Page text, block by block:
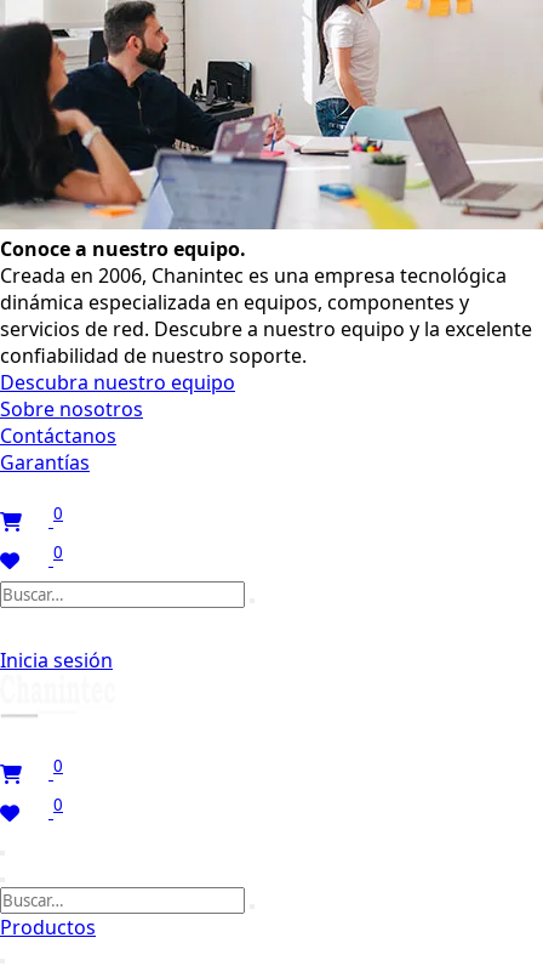
Conoce a nuestro equipo.
Creada en 2006, Chanintec es una empresa tecnológica
dinámica especializada en equipos, componentes y
servicios de red. Descubre a nuestro equipo y la excelente
confiabilidad de nuestro soporte.
Descubra nuestro equipo
Sobre nosotros
Contáctanos
Garantías
0
0
Inicia sesión
0
0
Productos